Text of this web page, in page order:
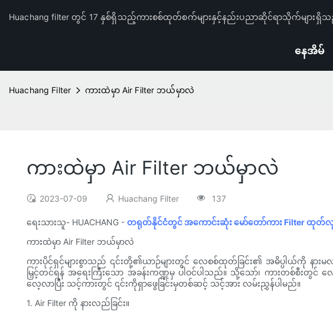
Huachang filter တွင် 17 နှစ်ရှိသည့်ကားစစ်ထုတ်စက်များနှင့်နည်းပညာဆိုင်ရာသိုက်များရှိ
နေအိမ်
Huachang Filter ကားထဲမှာ Air Filter ဘယ်မှာလဲ
ကားထဲမှာ Air Filter ဘယ်မှာလဲ
2023-07-09 Huachang Filter 137
ရေးသားသူ- HUACHANG - တရုတ်နိုင်ငံတွင် အကောင်းဆုံး မော်တော်ကား Filter ထုတ်
ကားထဲမှာ Air Filter ဘယ်မှာလဲ
ကားပိုင်ရှင်များစွာသည် ၎င်းတို့၏ယာဉ်များတွင် လေစစ်ထုတ်ခြင်း၏ အဓိပ္ပါယ်ကို
မြှင့်တင်ရန် အရေးကြီးသော အခန်းကဏ္ဍမှ ပါဝင်ပါသည်။ သို့သော်၊ ကားတစ်စီးတွ
လေ့လာပြီး သင့်ကားတွင် ၎င်းကိုရှာဖွေခြင်းမှတစ်ဆင့် သင့်အား လမ်းညွှန်ပါမည်။
1. Air Filter ကို နားလည်ခြင်း။